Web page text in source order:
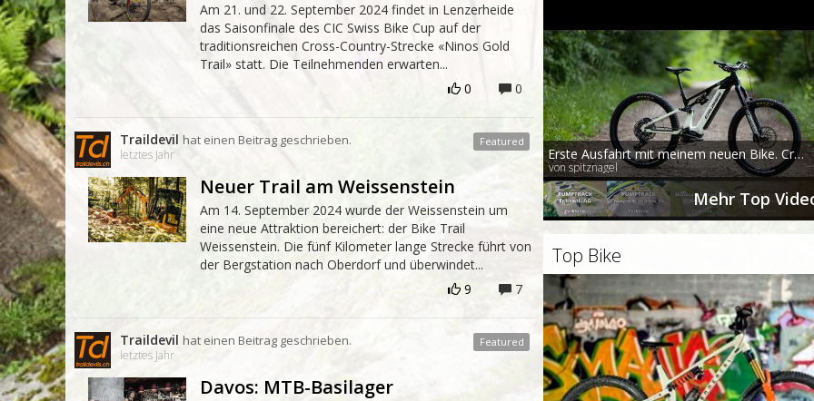
Erste Ausfahrt mit meinem neuen Bike. Crussis e-Full 10.11 mit dem Panasonic GXM
von spitznagel
Mehr Top
Top Bike
Am 21. und 22. September 2024 findet in Lenzerheide
das Saisonfinale des CIC Swiss Bike Cup auf der
traditionsreichen Cross-Country-Strecke «Ninos Gold
Trail» statt. Die Teilnehmenden erwarten...
0
0
Traildevil hat einen Beitrag geschrieben.
letztes Jahr
Neuer Trail am Weissenstein
Am 14. September 2024 wurde der Weissenstein um
eine neue Attraktion bereichert: der Bike Trail
Weissenstein. Die fünf Kilometer lange Strecke führt von
der Bergstation nach Oberdorf und überwindet...
9
7
Traildevil hat einen Beitrag geschrieben.
letztes Jahr
Davos: MTB-Basilager